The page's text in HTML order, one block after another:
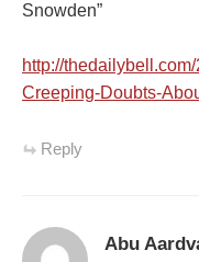
Snowden”
http://
Creeping-Doubts-
Reply
Abu